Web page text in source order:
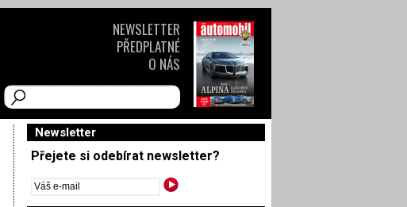
Newsletter
Přejete si odebírat newsletter?
NEWSLETTER
PŘEDPLATNÉ
O NÁS